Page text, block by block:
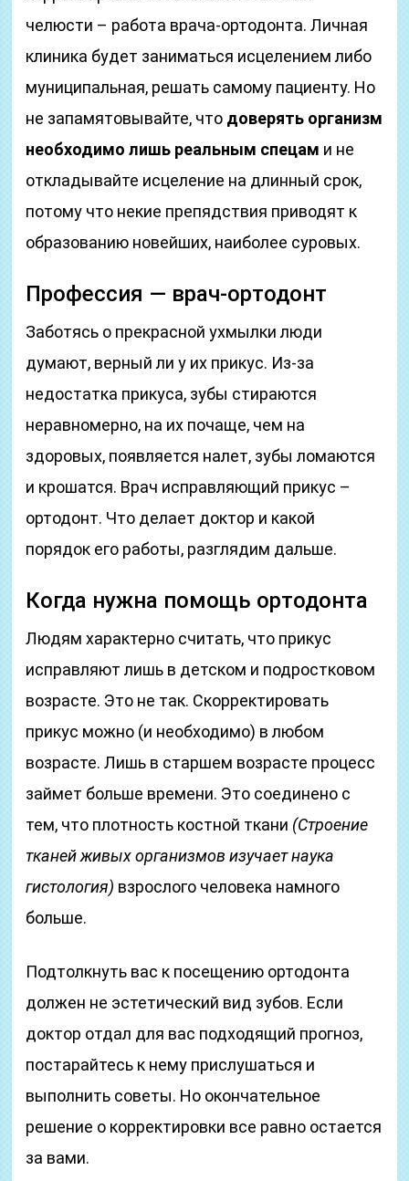
челюсти – работа врача-ортодонта. Личная
клиника будет заниматься исцелением либо
муниципальная, решать самому пациенту. Но
не запамятовывайте, что доверять организм
необходимо лишь реальным спецам и не
откладывайте исцеление на длинный срок,
потому что некие препядствия приводят к
образованию новейших, наиболее суровых.
Профессия — врач-ортодонт
Заботясь о прекрасной ухмылки люди
думают, верный ли у их прикус. Из-за
недостатка прикуса, зубы стираются
неравномерно, на их почаще, чем на
здоровых, появляется налет, зубы ломаются
и крошатся. Врач исправляющий прикус –
ортодонт. Что делает доктор и какой
порядок его работы, разглядим дальше.
Когда нужна помощь ортодонта
Людям характерно считать, что прикус
исправляют лишь в детском и подростковом
возрасте. Это не так. Скорректировать
прикус можно (и необходимо) в любом
возрасте. Лишь в старшем возрасте процесс
займет больше времени. Это соединено с
тем, что плотность костной ткани (Строение
тканей живых организмов изучает наука
гистология) взрослого человека намного
больше.
Подтолкнуть вас к посещению ортодонта
должен не эстетический вид зубов. Если
доктор отдал для вас подходящий прогноз,
постарайтесь к нему прислушаться и
выполнить советы. Но окончательное
решение о корректировки все равно остается
за вами.